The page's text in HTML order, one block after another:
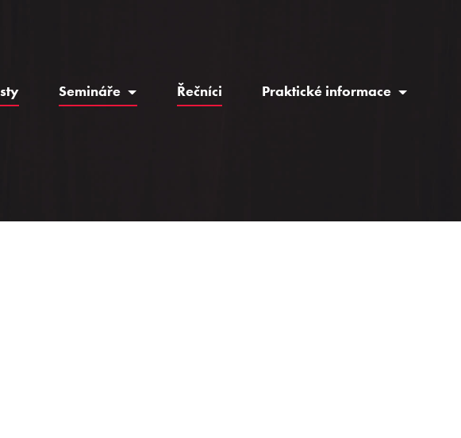
Semináře Řečníci Praktické informace